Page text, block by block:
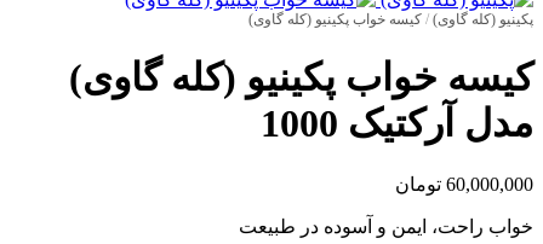
پکینیو (کله گاوی) / کیسه خواب پکینیو (کله گاوی)
کیسه خواب پکینیو (کله گاوی)
مدل آرکتیک 1000
60,000,000 تومان
خواب راحت، ایمن و آسوده در طبیعت